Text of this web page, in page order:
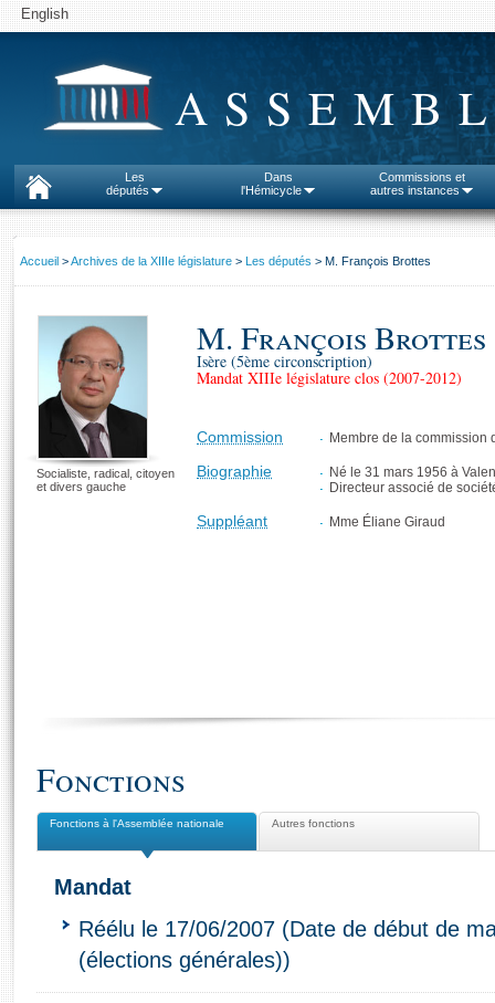
English
Les
députés
Dans
l'Hémicycle
Commissions et
autres instances
Accueil >Archives de la XIIIe législature > Les députés > M. François Brottes
M. François Brottes
Isère (5ème circonscription)
Mandat XIIIe législature clos (2007-2012)
Commission Membre de la commission
Biographie
Né le 31 mars 1956 à
Directeur associé de
Suppléant Mme Éliane Giraud
Socialiste, radical, citoyen
et divers gauche
Fonctions
Fonctions à l'Assemblée nationale Autres fonctions
Mandat
Réélu le 17/06/2007 (Date de début de
(élections générales))